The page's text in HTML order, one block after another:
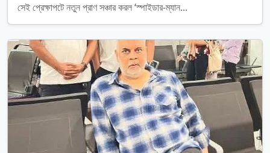
সেই প্রেক্ষাপটে নতুন প্রাণ সঞ্চার করল ‘স্পাইডার-ম্যান...